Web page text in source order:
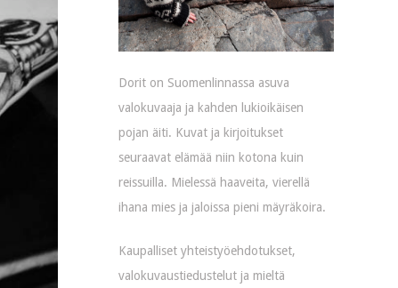
Dorit on Suomenlinnassa asuva
valokuvaaja ja kahden lukioikäisen
pojan äiti. Kuvat ja kirjoitukset
seuraavat elämää niin kotona kuin
reissuilla. Mielessä haaveita, vierellä
ihana mies ja jaloissa pieni mäyräkoira.
Kaupalliset yhteistyöehdotukset,
valokuvaustiedustelut ja mieltä